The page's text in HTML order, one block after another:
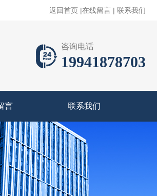
返回首页 |在线留言 | 联系我们
咨询电话
19941878703
言 联系我们